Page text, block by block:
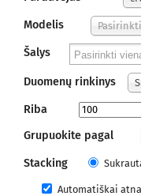
Modelis
Šalys
Duomenų rinkinys
Riba
Grupuokite pagal
Stacking
Automatiškai